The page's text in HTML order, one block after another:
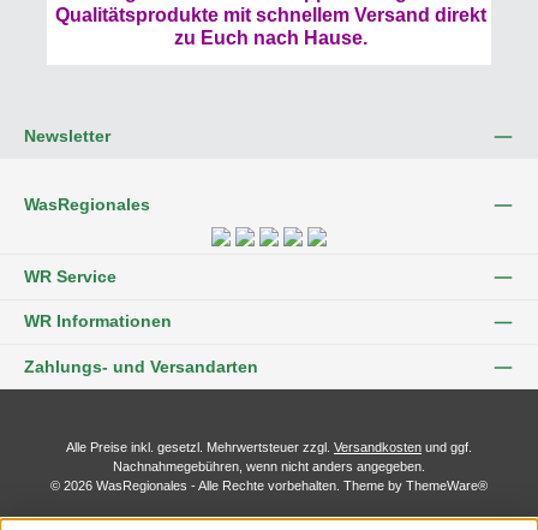
Qualitätsprodukte mit schnellem Versand direkt
zu Euch nach Hause.
Newsletter
WasRegionales
WR Service
WR Informationen
Zahlungs- und Versandarten
Alle Preise inkl. gesetzl. Mehrwertsteuer zzgl. Versandkosten und ggf.
Nachnahmegebühren, wenn nicht anders angegeben.
© 2026 WasRegionales - Alle Rechte vorbehalten. Theme by ThemeWare®